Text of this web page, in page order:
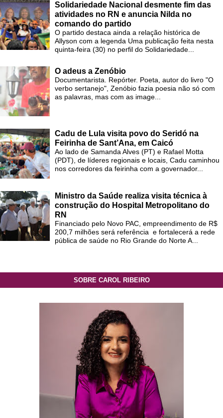
Solidariedade Nacional desmente fim das
atividades no RN e anuncia Nilda no
comando do partido
O partido destaca ainda a relação histórica de
Allyson com a legenda Uma publicação feita nesta
quinta-feira (30) no perfil do Solidariedade...
O adeus a Zenóbio
Documentarista. Repórter. Poeta, autor do livro "O
verbo sertanejo", Zenóbio fazia poesia não só com
as palavras, mas com as image...
Cadu de Lula visita povo do Seridó na
Feirinha de Sant’Ana, em Caicó
Ao lado de Samanda Alves (PT) e Rafael Motta
(PDT), de líderes regionais e locais, Cadu caminhou
nos corredores da feirinha com a governador...
Ministro da Saúde realiza visita técnica à
construção do Hospital Metropolitano do
RN
Financiado pelo Novo PAC, empreendimento de R$
200,7 milhões será referência e fortalecerá a rede
pública de saúde no Rio Grande do Norte A...
SOBRE CAROL RIBEIRO